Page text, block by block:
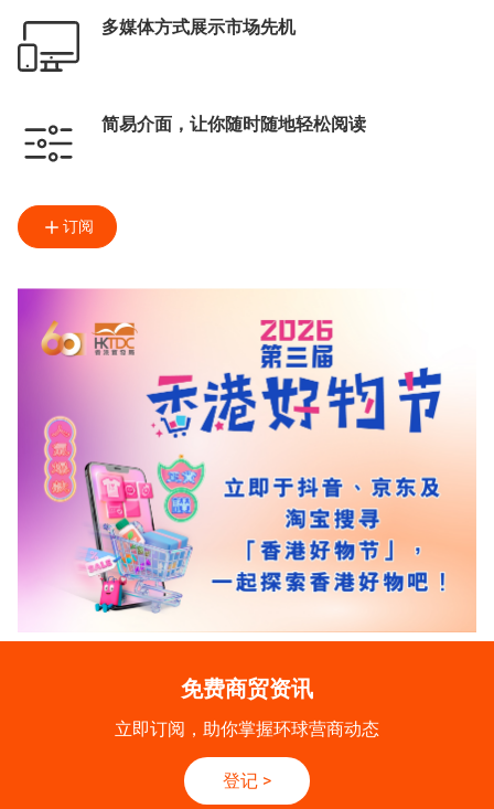
多媒体方式展示市场先机
简易介面，让你随时随地轻松阅读
订阅
免费商贸资讯
立即订阅，助你掌握环球营商动态
登记 >